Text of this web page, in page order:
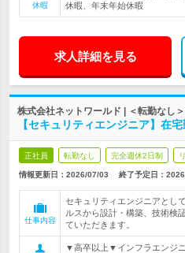
休暇
休暇、年末年始休暇
求人詳細を見る
株式会社ネットワールド | ＜転勤なし
【セキュリティエンジニア】在
正社員 転勤なし 完全週休2日制
情報更新日：2026/07/03 終了予定日：
仕事内容
セキュリティエンジニアとし
ルスから設計・構築、技術検
ていただきます。
▼高卒以上▼インフラエンジ